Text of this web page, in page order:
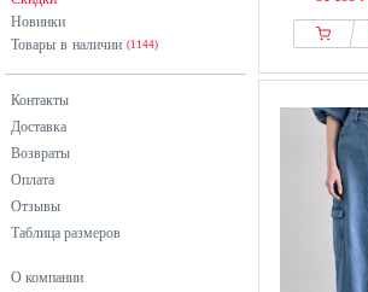
Новинки
Товары в наличии (1144)
Контакты
Доставка
Возвраты
Оплата
Отзывы
Таблица размеров
О компании